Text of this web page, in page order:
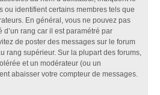
ou identifient certains membres tels que
En général, vous ne pouvez pas
d’un rang car il est paramétré par
de poster des messages sur le forum
rang supérieur. Sur la plupart des forums,
et un modérateur (ou un
abaisser votre compteur de messages.